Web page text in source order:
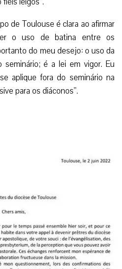
de Toulouse é clara ao afirmar
o uso de batina entre os
do meu desejo: o uso da
é a lei em vigor. Eu
aplique fora do seminário na
para os diáconos”.